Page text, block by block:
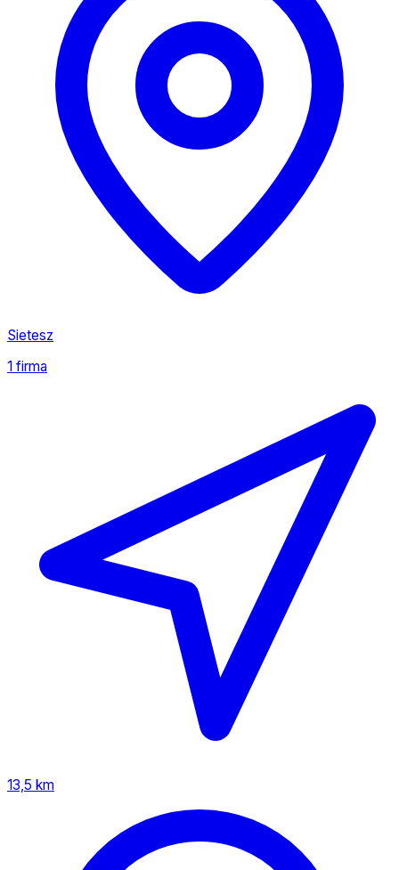
Sietesz
1 firma
13,5 km